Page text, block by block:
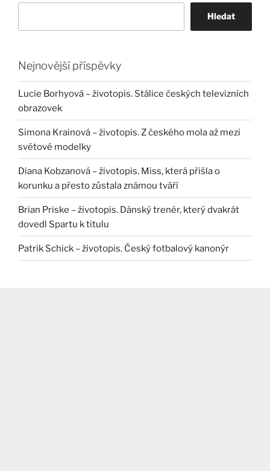
Hledat
Nejnovější příspěvky
Lucie Borhyová – životopis. Stálice českých televizních
obrazovek
Simona Krainová – životopis. Z českého mola až mezi
světové modelky
Diana Kobzanová – životopis. Miss, která přišla o
korunku a přesto zůstala známou tváří
Brian Priske – životopis. Dánský trenér, který dvakrát
dovedl Spartu k titulu
Patrik Schick – životopis. Český fotbalový kanonýr